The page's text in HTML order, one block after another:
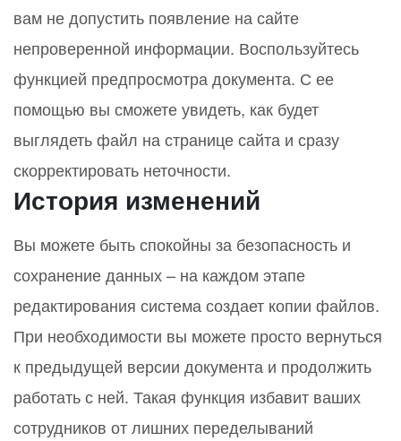
вам не допустить появление на сайте
непроверенной информации. Воспользуйтесь
функцией предпросмотра документа. С ее
помощью вы сможете увидеть, как будет
выглядеть файл на странице сайта и сразу
скорректировать неточности.
История изменений
Вы можете быть спокойны за безопасность и
сохранение данных – на каждом этапе
редактирования система создает копии файлов.
При необходимости вы можете просто вернуться
к предыдущей версии документа и продолжить
работать с ней. Такая функция избавит ваших
сотрудников от лишних переделываний